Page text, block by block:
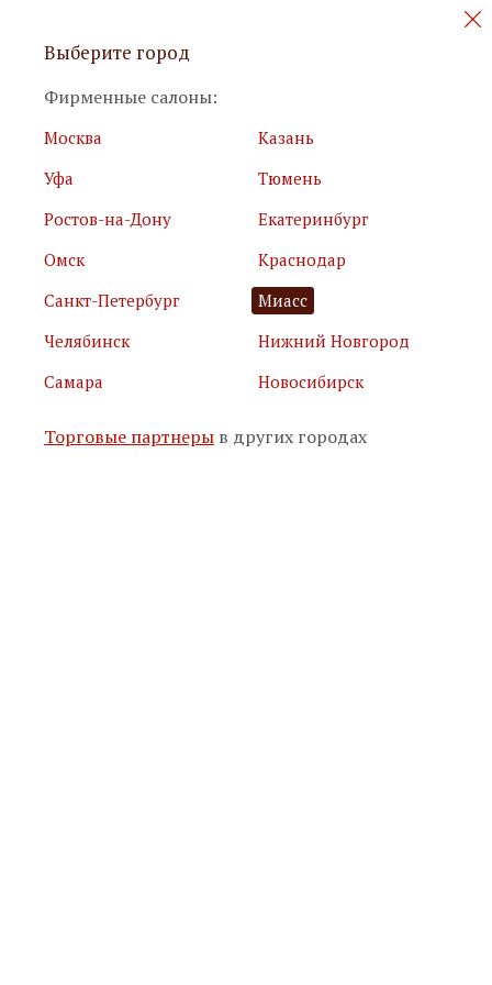
Персональные акции и новинки
Я принимаю
условия использования сайта
Я соглашаюсь сполитикой обработки персональных
Подписаться
Выберите город
Фирменные салоны:
Москва
Казань
Уфа
Тюмень
Ростов-на-Дону
Екатеринбург
Омск
Краснодар
Санкт-Петербург
Миасс
Челябинск
Нижний Новгород
Самара
Новосибирск
Торговые партнеры в других городах